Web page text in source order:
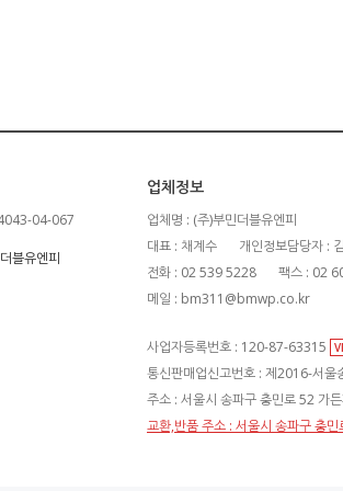
04-067
블유엔피
업체정보
업체명 : (주)부민더블유엔피
대표 : 채계수
개인정보담당자 :
전화 : 02 539 5228
팩스 : 02
메일 : bm311@bmwp.co.kr
사업자등록번호 : 120-87-63315
통신판매업신고번호 : 제2016-서울
주소 : 서울시 송파구 충민로 52 가
교환,반품 주소 : 서울시 송파구 충